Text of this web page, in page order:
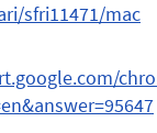
sfri11471/mac